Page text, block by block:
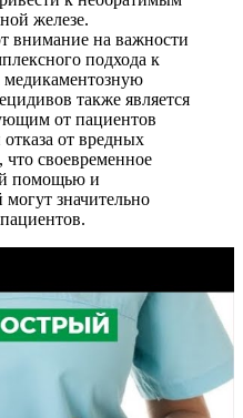
железе.
внимание на важности
подхода к
также является
от пациентов
от вредных
своевременное
помощью и
значительно